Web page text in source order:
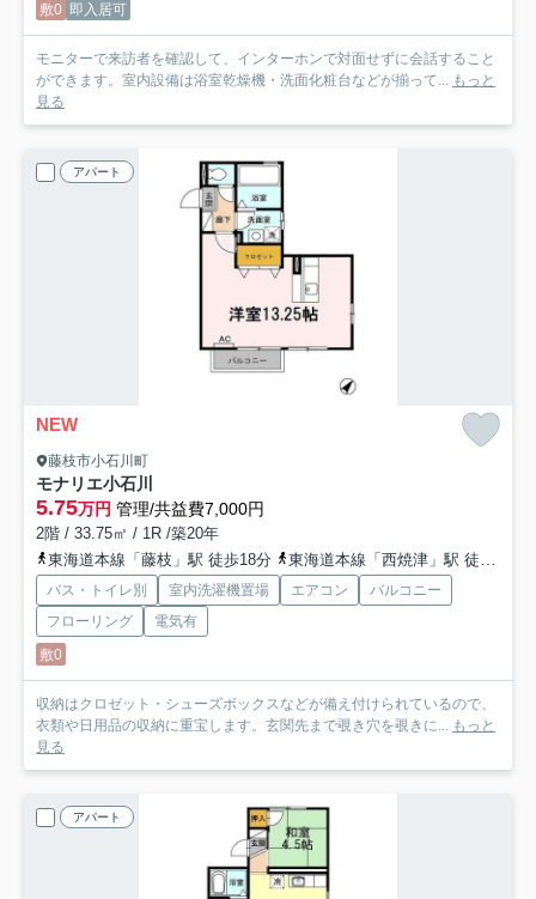
敷0 即入居可
モニターで来訪者を確認して、インターホンで対面せずに会話すること
ができます。室内設備は浴室乾燥機・洗面化粧台などが揃って... もっと
見る
アパート
NEW
藤枝市小石川町
モナリエ小石川
5.75万円 管理/共益費7,000円
2階 / 33.75㎡ / 1R /築20年
東海道本線「藤枝」駅 徒歩18分
東海道本線「西焼津」駅 徒歩32分
バス・トイレ別 室内洗濯機置場 エアコン
バルコニー
フローリング
電気有
敷0
収納はクロゼット・シューズボックスなどが備え付けられているので、
衣類や日用品の収納に重宝します。玄関先まで覗き穴を覗きに... もっと
見る
アパート